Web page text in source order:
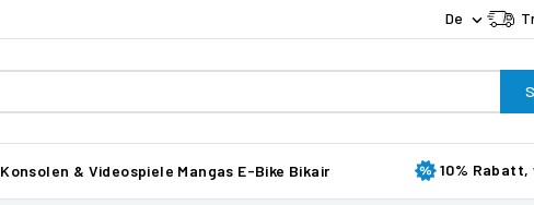
De 
Konsolen & Videospiele Mangas E-Bike Bikair 10%